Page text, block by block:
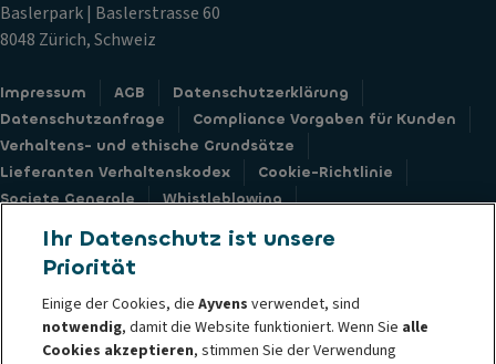
Baslerpark | Baslerstrasse 60
8048 Zürich, Schweiz
Impressum AGB
Datenschutzerklärung
Datenschutzanfrage
Compliance Vorgaben für Kunden
Verhaltens- und ethische Grundsätze
Lieferanten Verhaltenskodex
Cookie-Richtlinie
Societe Generale
Whistleblowing
© 2026 Ayvens ist ein führender globaler Anbieter nachhaltiger Mobilität
Ihr Datenschutz ist unsere
Priorität
Einige der Cookies, dieAyvens verwendet, sind
notwendig, damit die Website funktioniert. Wenn Sie alle
Cookies akzeptieren, stimmen Sie der Verwendung